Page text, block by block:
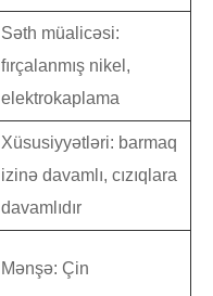
Səth müalicəsi:
fırçalanmış nikel,
elektrokaplama
Xüsusiyyətləri: barmaq
izinə davamlı, cızıqlara
davamlıdır
Mənşə: Çin